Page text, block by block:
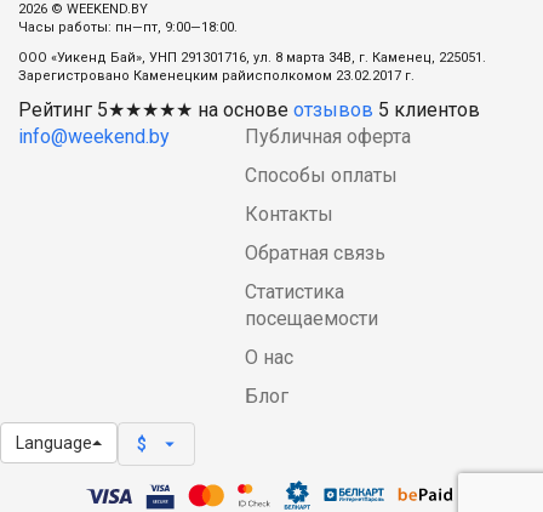
2026 © WEEKEND.BY
Часы работы: пн—пт, 9:00—18:00.
ООО «Уикенд Бай», УНП 291301716, ул. 8 марта 34В, г. Каменец, 225051.
Зарегистровано Каменецким райисполкомом 23.02.2017 г.
Рейтинг 5★★★★★ на основе отзывов 5 клиентов
info@weekend.by
Публичная оферта
Способы оплаты
Контакты
Обратная связь
Статистика
посещаемости
О нас
Блог
Language $ arrow_drop_down